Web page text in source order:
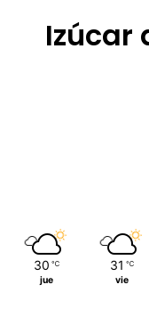
Izúcar
30 ℃
jue
31 ℃
vie